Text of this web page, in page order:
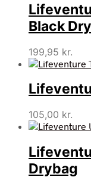
Black
199,95 kr.
105,00 kr.
Drybag